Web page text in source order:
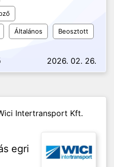
Általános Beosztott
2026. 02. 26.
Intertransport Kft.
egri